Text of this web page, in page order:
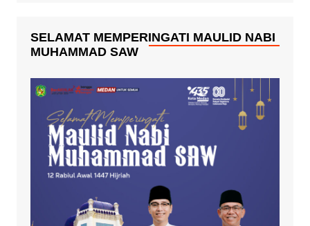
SELAMAT MEMPERINGATI MAULID NABI
MUHAMMAD SAW